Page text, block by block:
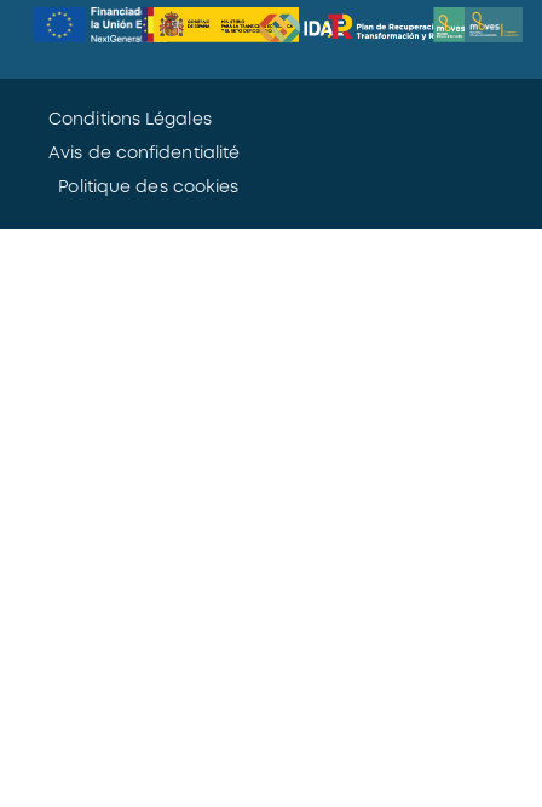
Conditions Légales
Avis de confidentialité
Politique des cookies